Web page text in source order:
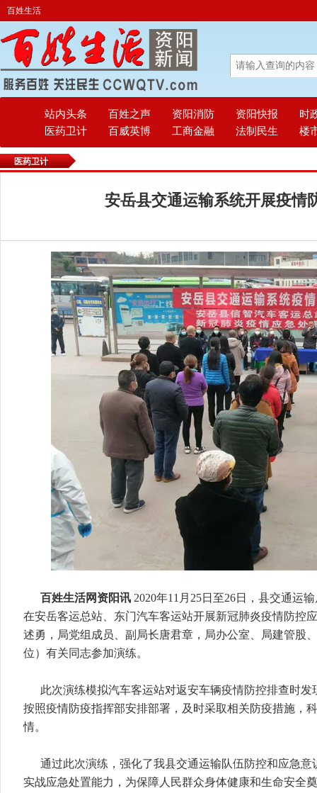
百姓生活
站内头条 百姓之声 资阳消防 资阳快报
时
医药卫计
百威英博 工商金融 法制民生 楼
医药卫计
安岳县交通运输系统开展疫情
百姓生活网资阳讯 2020年11月25日至26日，县交通运
在安岳客运总站、东门汽车客运站开展新冠肺炎疫情防控
述勇，局党组成员、副局长唐君章，局办公室、局建管股
位）有关同志参加演练。
此次演练模拟汽车客运站对返安车辆疫情防控排查时
按照疫情防疫指挥部安排部署，及时采取相关防疫措施，
情。
通过此次演练，强化了我县交通运输队伍防控和应急
实战应急处置能力，为保障人民群众身体健康和生命安全